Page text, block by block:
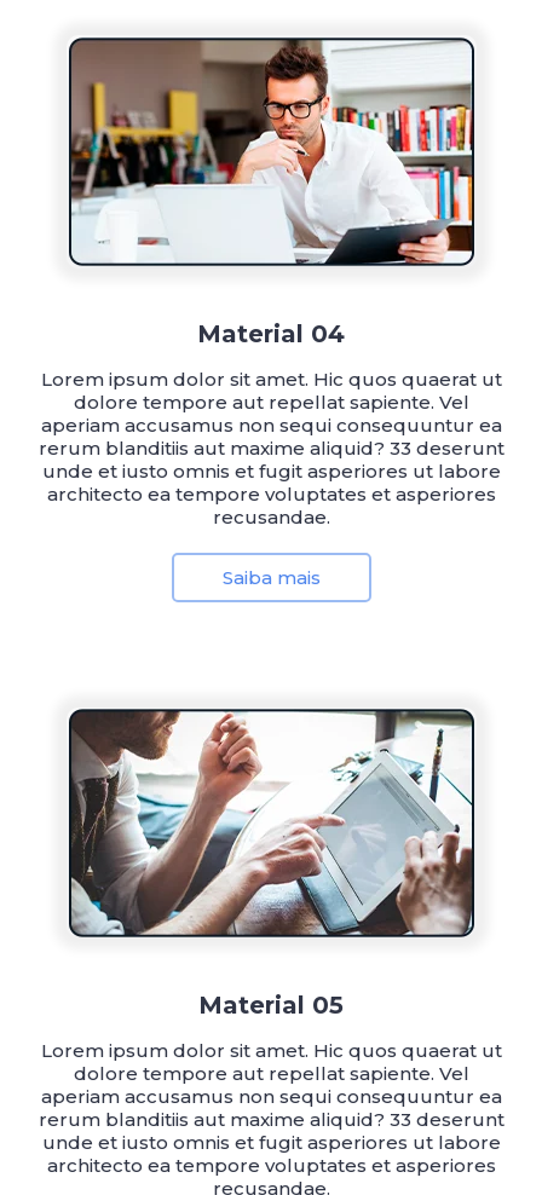
Material 04
Lorem ipsum dolor sit amet. Hic quos quaerat ut
dolore tempore aut repellat sapiente. Vel
aperiam accusamus non sequi consequuntur ea
rerum blanditiis aut maxime aliquid? 33 deserunt
unde et iusto omnis et fugit asperiores ut labore
architecto ea tempore voluptates et asperiores
recusandae.
Saiba mais
Material 05
Lorem ipsum dolor sit amet. Hic quos quaerat ut
dolore tempore aut repellat sapiente. Vel
aperiam accusamus non sequi consequuntur ea
rerum blanditiis aut maxime aliquid? 33 deserunt
unde et iusto omnis et fugit asperiores ut labore
architecto ea tempore voluptates et asperiores
recusandae.